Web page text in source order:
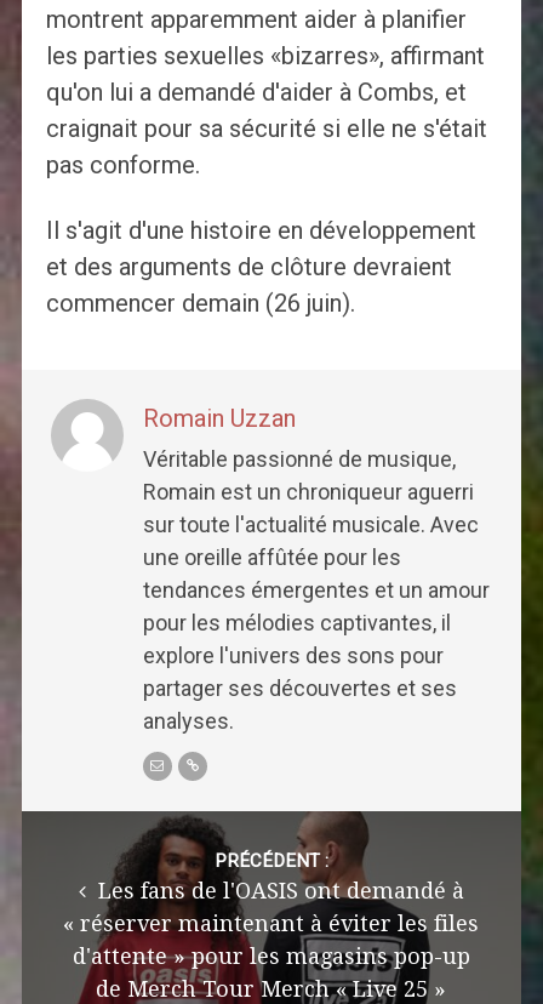
montrent apparemment aider à planifier
les parties sexuelles «bizarres», affirmant
qu'on lui a demandé d'aider à Combs, et
craignait pour sa sécurité si elle ne s'était
pas conforme.
Il s'agit d'une histoire en développement
et des arguments de clôture devraient
commencer demain (26 juin).
Romain Uzzan
Véritable passionné de musique,
Romain est un chroniqueur aguerri
sur toute l'actualité musicale. Avec
une oreille affûtée pour les
tendances émergentes et un amour
pour les mélodies captivantes, il
explore l'univers des sons pour
partager ses découvertes et ses
analyses.
navigation
PRÉCÉDENT :
Les fans de l'OASIS ont demandé à
« réserver maintenant à éviter les files
d'attente » pour les magasins pop-up
de Merch Tour Merch « Live 25 »